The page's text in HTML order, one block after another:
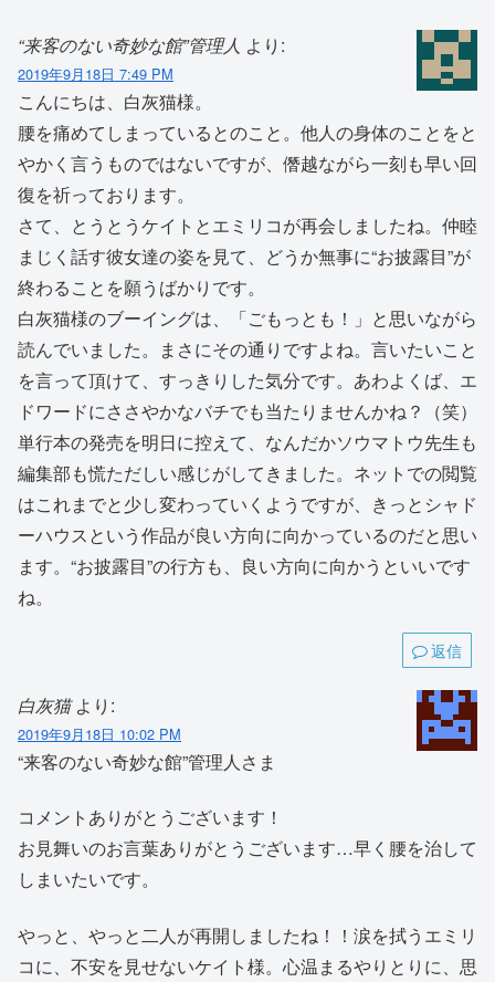
“来客のない奇妙な館”管理人 より:
2019年9月18日 7:49 PM
こんにちは、白灰猫様。
腰を痛めてしまっているとのこと。他人の身体のことをと
やかく言うものではないですが、僭越ながら一刻も早い回
復を祈っております。
さて、とうとうケイトとエミリコが再会しましたね。仲睦
まじく話す彼女達の姿を見て、どうか無事に“お披露目”が
終わることを願うばかりです。
白灰猫様のブーイングは、「ごもっとも！」と思いながら
読んでいました。まさにその通りですよね。言いたいこと
を言って頂けて、すっきりした気分です。あわよくば、エ
ドワードにささやかなバチでも当たりませんかね？（笑）
単行本の発売を明日に控えて、なんだかソウマトウ先生も
編集部も慌ただしい感じがしてきました。ネットでの閲覧
はこれまでと少し変わっていくようですが、きっとシャド
ーハウスという作品が良い方向に向かっているのだと思い
ます。“お披露目”の行方も、良い方向に向かうといいです
ね。
返信
白灰猫 より:
2019年9月18日 10:02 PM
“来客のない奇妙な館”管理人さま
コメントありがとうございます！
お見舞いのお言葉ありがとうございます…早く腰を治して
しまいたいです。
やっと、やっと二人が再開しましたね！！涙を拭うエミリ
コに、不安を見せないケイト様。心温まるやりとりに、思